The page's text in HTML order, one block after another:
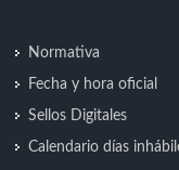
Normativa
Fecha y hora oficial
Sellos Digitales
Calendario días